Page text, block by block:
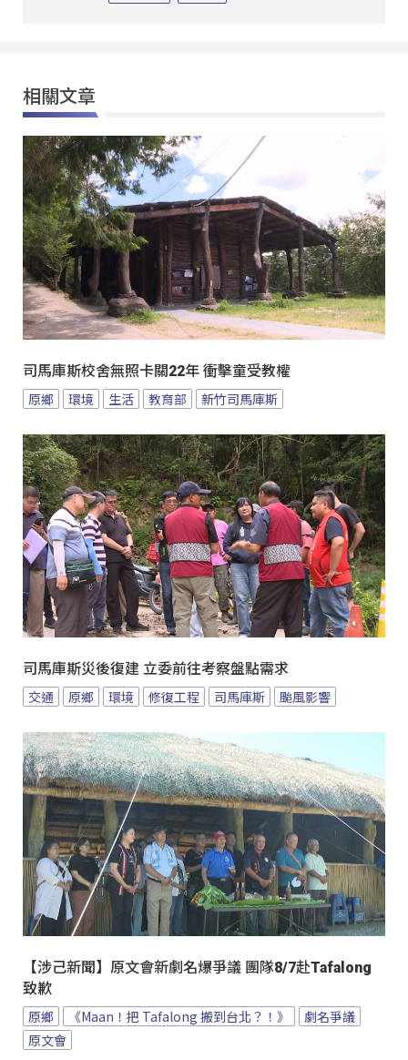
相關文章
司馬庫斯校舍無照卡關22年 衝擊童受教權
原鄉 環境 生活 教育部 新竹司馬庫斯
司馬庫斯災後復建 立委前往考察盤點需求
交通 原鄉 環境 修復工程 司馬庫斯 颱風影響
【涉己新聞】原文會新劇名爆爭議 團隊8/7赴Tafalong
致歉
原鄉 《Maan！把 Tafalong 搬到台北？！》
劇名爭議
原文會